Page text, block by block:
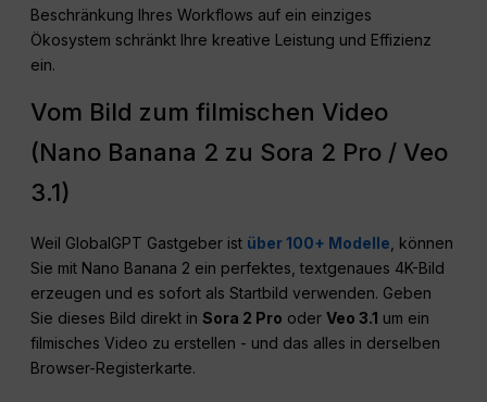
Beschränkung Ihres Workflows auf ein einziges
Ökosystem schränkt Ihre kreative Leistung und Effizienz
ein.
Vom Bild zum filmischen Video
(Nano Banana 2 zu Sora 2 Pro / Veo
3.1)
Weil GlobalGPT Gastgeber ist über 100+ Modelle , können
Sie mit Nano Banana 2 ein perfektes, textgenaues 4K-Bild
erzeugen und es sofort als Startbild verwenden. Geben
Sie dieses Bild direkt inSora 2 Pro oderVeo 3.1 um ein
filmisches Video zu erstellen - und das alles in derselben
Browser-Registerkarte.